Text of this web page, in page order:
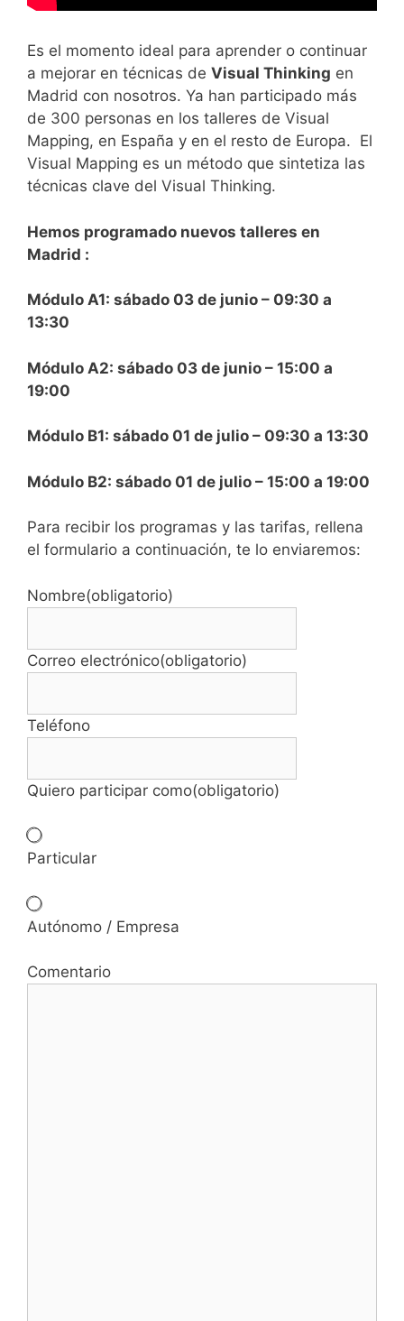
Es el momento ideal para aprender o continuar
a mejorar en técnicas de Visual Thinking en
Madrid con nosotros. Ya han participado más
de 300 personas en los talleres de Visual
Mapping, en España y en el resto de Europa. El
Visual Mapping es un método que sintetiza las
técnicas clave del Visual Thinking.
Hemos programado nuevos talleres en
Madrid :
Módulo A1: sábado 03 de junio – 09:30 a
13:30
Módulo A2: sábado 03 de junio – 15:00 a
19:00
Módulo B1: sábado 01 de julio – 09:30 a 13:30
Módulo B2: sábado 01 de julio – 15:00 a 19:00
Para recibir los programas y las tarifas, rellena
el formulario a continuación, te lo enviaremos:
Nombre(obligatorio)
Correo electrónico(obligatorio)
Teléfono
Quiero participar como(obligatorio)
Particular
Autónomo / Empresa
Comentario